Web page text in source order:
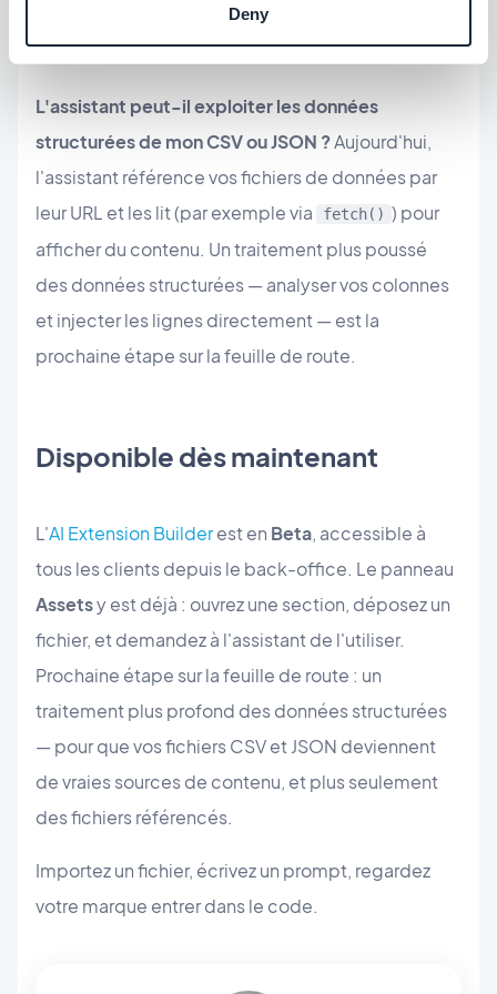
Deny
GoodBarber — le même pipeline que n'importe
quelle autre section, pas un extrait à copier-coller.
L'assistant peut-il exploiter les données
structurées de mon CSV ou JSON ?Aujourd'hui,
l'assistant référence vos fichiers de données par
leur URL et les lit (par exemple via
fetch() ) pour
afficher du contenu. Un traitement plus poussé
des données structurées — analyser vos colonnes
et injecter les lignes directement — est la
prochaine étape sur la feuille de route.
Disponible dès maintenant
L'AI Extension Builderest en Beta, accessible à
tous les clients depuis le back-office. Le panneau
Assetsy est déjà : ouvrez une section, déposez un
fichier, et demandez à l'assistant de l'utiliser.
Prochaine étape sur la feuille de route : un
traitement plus profond des données structurées
— pour que vos fichiers CSV et JSON deviennent
de vraies sources de contenu, et plus seulement
des fichiers référencés.
Importez un fichier, écrivez un prompt, regardez
votre marque entrer dans le code.